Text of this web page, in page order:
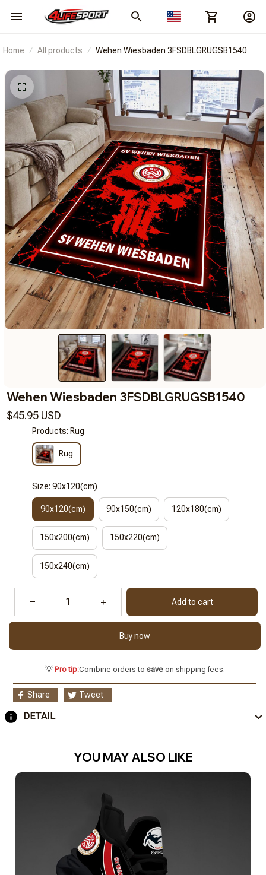
Home All products Wehen Wiesbaden 3FSDBLGRUGSB1540
Wehen Wiesbaden 3FSDBLGRUGSB1540
$45.95 USD
Products: Rug
Rug
Size: 90x120(cm)
90x120(cm) 90x150(cm) 120x180(cm)
150x200(cm) 150x220(cm)
150x240(cm)
Add to cart
Buy now
💡 Pro tip:Combine orders to saveon shipping fees.
Share Tweet
DETAIL
YOU MAY ALSO LIKE